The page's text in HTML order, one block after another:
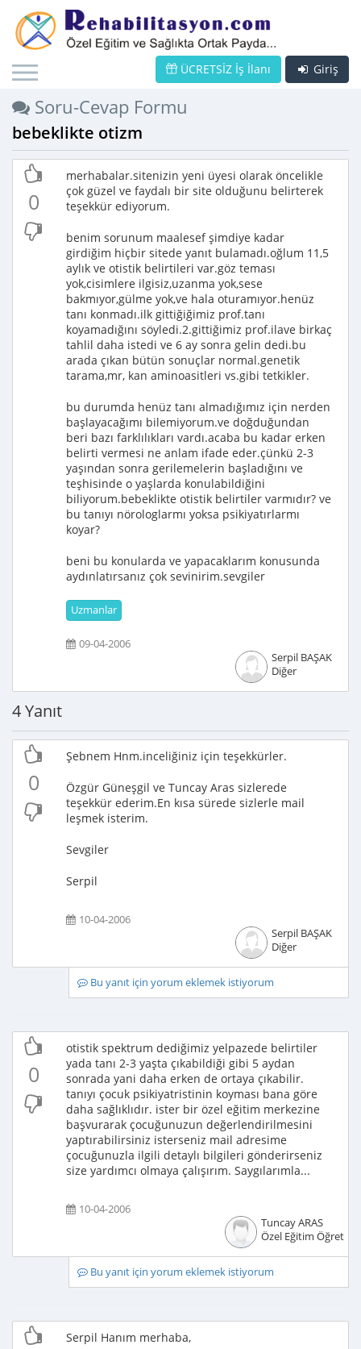
Giriş
ÜCRETSİZ İş İlanı
Soru-Cevap Formu
bebeklikte otizm
0
merhabalar.sitenizin yeni üyesi olarak öncelikle
çok güzel ve faydalı bir site olduğunu belirterek
teşekkür ediyorum.
benim sorunum maalesef şimdiye kadar
girdiğim hiçbir sitede yanıt bulamadı.oğlum 11,5
aylık ve otistik belirtileri var.göz teması
yok,cisimlere ilgisiz,uzanma yok,sese
bakmıyor,gülme yok,ve hala oturamıyor.henüz
tanı konmadı.ilk gittiğiğimiz prof.tanı
koyamadığını söyledi.2.gittiğimiz prof.ilave birkaç
tahlil daha istedi ve 6 ay sonra gelin dedi.bu
arada çıkan bütün sonuçlar normal.genetik
tarama,mr, kan aminoasitleri vs.gibi tetkikler.
bu durumda henüz tanı almadığımız için nerden
başlayacağımı bilemiyorum.ve doğduğundan
beri bazı farklılıkları vardı.acaba bu kadar erken
belirti vermesi ne anlam ifade eder.çünkü 2-3
yaşından sonra gerilemelerin başladığını ve
teşhisinde o yaşlarda konulabildiğini
biliyorum.bebeklikte otistik belirtiler varmıdır? ve
bu tanıyı nörologlarmı yoksa psikiyatırlarmı
koyar?
beni bu konularda ve yapacaklarım konusunda
aydınlatırsanız çok sevinirim.sevgiler
Uzmanlar
09-04-2006
Serpil BAŞAK
Diğer
4 Yanıt
0
Şebnem Hnm.inceliğiniz için teşekkürler.
Özgür Güneşgil ve Tuncay Aras sizlerede
teşekkür ederim.En kısa sürede sizlerle mail
leşmek isterim.
Sevgiler
Serpil
10-04-2006
Serpil BAŞAK
Diğer
Bu yanıt için yorum eklemek istiyorum
0
otistik spektrum dediğimiz yelpazede belirtiler
yada tanı 2-3 yaşta çıkabildiği gibi 5 aydan
sonrada yani daha erken de ortaya çıkabilir.
tanıyı çocuk psikiyatristinin koyması bana göre
daha sağlıklıdır. ister bir özel eğitim merkezine
başvurarak çocuğunuzun değerlendirilmesini
yaptırabilirsiniz isterseniz mail adresime
çocuğunuzla ilgili detaylı bilgileri gönderirseniz
size yardımcı olmaya çalışırım. Saygılarımla...
10-04-2006
Tuncay ARAS
Özel Eğitim
Bu yanıt için yorum eklemek istiyorum
Serpil Hanım merhaba,